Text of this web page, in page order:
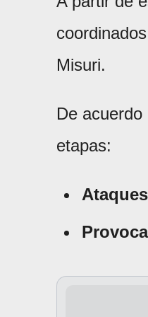
Misuri.
De
etapas: